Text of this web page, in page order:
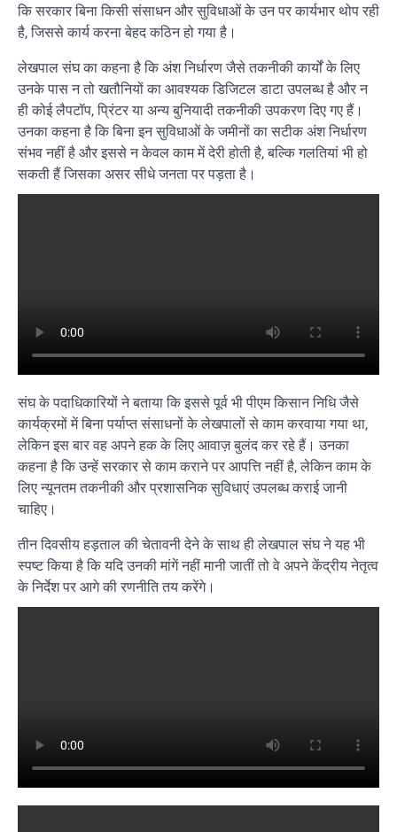
कि सरकार बिना किसी संसाधन और सुविधाओं के उन पर कार्यभार थोप रही
है, जिससे कार्य करना बेहद कठिन हो गया है।
लेखपाल संघ का कहना है कि अंश निर्धारण जैसे तकनीकी कार्यों के लिए
उनके पास न तो खतौनियों का आवश्यक डिजिटल डाटा उपलब्ध है और न
ही कोई लैपटॉप, प्रिंटर या अन्य बुनियादी तकनीकी उपकरण दिए गए हैं।
उनका कहना है कि बिना इन सुविधाओं के जमीनों का सटीक अंश निर्धारण
संभव नहीं है और इससे न केवल काम में देरी होती है, बल्कि गलतियां भी हो
सकती हैं जिसका असर सीधे जनता पर पड़ता है।
संघ के पदाधिकारियों ने बताया कि इससे पूर्व भी पीएम किसान निधि जैसे
कार्यक्रमों में बिना पर्याप्त संसाधनों के लेखपालों से काम करवाया गया था,
लेकिन इस बार वह अपने हक के लिए आवाज़ बुलंद कर रहे हैं। उनका
कहना है कि उन्हें सरकार से काम कराने पर आपत्ति नहीं है, लेकिन काम के
लिए न्यूनतम तकनीकी और प्रशासनिक सुविधाएं उपलब्ध कराई जानी
चाहिए।
तीन दिवसीय हड़ताल की चेतावनी देने के साथ ही लेखपाल संघ ने यह भी
स्पष्ट किया है कि यदि उनकी मांगें नहीं मानी जातीं तो वे अपने केंद्रीय नेतृत्व
के निर्देश पर आगे की रणनीति तय करेंगे।